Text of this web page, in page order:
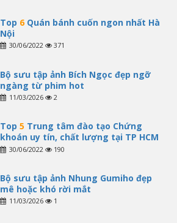
Top 6Quán bánh cuốn ngon nhất Hà
Nội
30/06/2022 371
Bộ sưu tập ảnh Bích Ngọc đẹp ngỡ
ngàng từ phim hot
11/03/2026 2
Top 5 Trung tâm đào tạo Chứng
khoán uy tín, chất lượng tại TP HCM
30/06/2022 190
Bộ sưu tập ảnh Nhung Gumiho đẹp
mê hoặc khó rời mắt
11/03/2026 1